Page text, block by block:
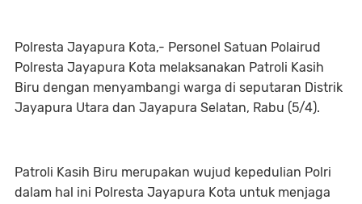
Polresta Jayapura Kota,- Personel Satuan Polairud
Polresta Jayapura Kota melaksanakan Patroli Kasih
Biru dengan menyambangi warga di seputaran Distrik
Jayapura Utara dan Jayapura Selatan, Rabu (5/4).
Patroli Kasih Biru merupakan wujud kepedulian Polri
dalam hal ini Polresta Jayapura Kota untuk menjaga